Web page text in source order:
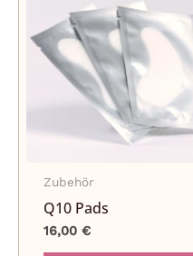
Zubehör
Q10 Pads
16,00€